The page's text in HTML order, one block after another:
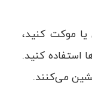
یا موکت کنید،
استفاده کنید.
می‌کنند.